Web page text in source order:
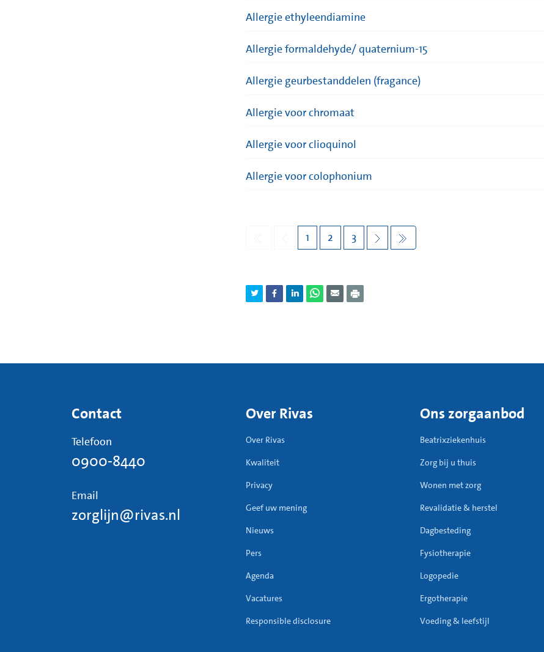
Allergie ethyleendiamine
Allergie formaldehyde/ quaternium-15
Allergie geurbestanddelen (fragance)
Allergie voor chromaat
Allergie voor clioquinol
Allergie voor colophonium
1 2 3
Contact
Telefoon
0900-8440
Email
zorglijn@rivas.nl
Over Rivas
Over Rivas
Kwaliteit
Privacy
Geef uw mening
Nieuws
Pers
Agenda
Vacatures
Responsible disclosure
Ons zorgaanbod
Beatrixziekenhuis
Zorg bij u thuis
Wonen met zorg
Revalidatie & herstel
Dagbesteding
Fysiotherapie
Logopedie
Ergotherapie
Voeding & leefstijl